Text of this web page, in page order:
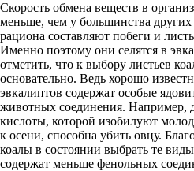
Скорость обмена веществ в
меньше, чем у большинства
рациона составляют побеги и
Именно поэтому они селятся в
отметить, что к выбору листьев
основательно. Ведь хорошо
эвкалиптов содержат особые
животных соединения. Например,
кислоты, которой изобилуют
к осени, способна убить овцу.
коалы в состоянии выбрать те
содержат меньше фенольных